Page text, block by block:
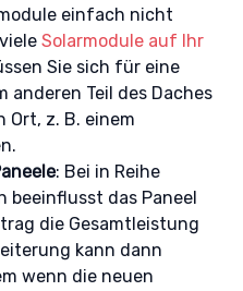
einfach nicht
Solarmodule auf Ihr
Sie sich für eine
anderen Teil des Daches
Ort, z. B. einem
: Bei in Reihe
beeinflusst das Paneel
die Gesamtleistung
kann dann
wenn die neuen